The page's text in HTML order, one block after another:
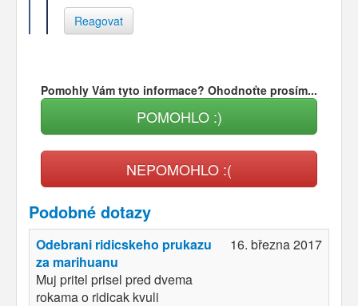
Reagovat
Pomohly Vám tyto informace? Ohodnoťte prosím...
POMOHLO :)
NEPOMOHLO :(
Podobné dotazy
Odebrani ridicskeho prukazu
za marihuanu
Muj pritel prisel pred dvema
rokama o ridicak kvuli
16. března 2017